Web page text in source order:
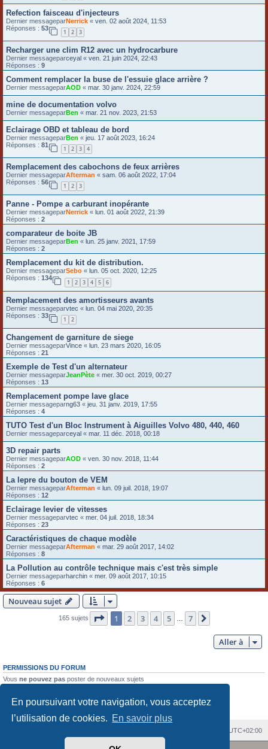
En poursuivant votre navigation, vous acceptez
l’utilisation de cookies. En savoir plus
Refection faisceau d'injecteurs
Dernier messageparNerrick « ven. 02 août 2024, 11:53
Réponses : 53
1 2 3
Recharger une clim R12 avec un hydrocarbure
Dernier messageparceyal « ven. 21 juin 2024, 22:43
Réponses : 9
Comment remplacer la buse de l'essuie glace arrière ?
Dernier messageparAOD « mar. 30 janv. 2024, 22:59
mine de documentation volvo
Dernier messageparBen « mar. 21 nov. 2023, 21:53
Eclairage OBD et tableau de bord
Dernier messageparBen « jeu. 17 août 2023, 16:24
Réponses : 81
1 2 3 4
Remplacement des cabochons de feux arrières
Dernier messageparAfterman « sam. 06 août 2022, 17:04
Réponses : 56
1 2 3
Panne - Pompe a carburant inopérante
Dernier messageparNerrick « lun. 01 août 2022, 21:39
Réponses : 2
comparateur de boite JB
Dernier messageparBen « lun. 25 janv. 2021, 17:59
Réponses : 2
Remplacement du kit de distribution.
Dernier messageparSebo « lun. 05 oct. 2020, 12:25
Réponses : 134
1 2 3 4 5 6
Remplacement des amortisseurs avants
Dernier messageparvtec « lun. 04 mai 2020, 20:35
Réponses : 33
1 2
Changement de garniture de siege
Dernier messageparVince « lun. 23 mars 2020, 16:05
Réponses : 21
Exemple de Test d'un alternateur
Dernier messageparJeanPète « mer. 30 oct. 2019, 00:27
Réponses : 13
Remplacement pompe lave glace
Dernier messageparng63 « jeu. 31 janv. 2019, 17:55
Réponses : 4
TUTO Test d'un Bloc Instrument à Aiguilles Volvo 480, 440, 460
Dernier messageparceyal « mar. 11 déc. 2018, 00:18
3D repair parts
Dernier messageparAOD « ven. 30 nov. 2018, 11:44
Réponses : 2
La lepre du bouton de VEM
Dernier messageparAfterman « lun. 09 juil. 2018, 19:07
Réponses : 12
Eclairage levier de vitesses
Dernier messageparvtec « mer. 04 juil. 2018, 18:34
Réponses : 23
Caractéristiques de chaque modèle
Dernier messageparAfterman « mar. 29 août 2017, 14:02
Réponses : 8
La Pollution au contrôle technique mais c'est très simple
Dernier messageparharchin « mer. 09 août 2017, 10:15
Réponses : 6
Nouveau sujet
165 sujets Page 1sur7
1 2 3 4 5 7
Aller à
PERMISSIONS DU FORUM
Vous ne pouvez pas poster de nouveaux sujets
Vousne pouvez passupprimer vos messages
UTC+02:00
Revolution style by